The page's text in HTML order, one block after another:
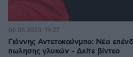
Γιάννης Αντετοκούνμπο: Νέα
πωλησης γλυκών - Δείτε βίντεο
06.06.2023, 19:27